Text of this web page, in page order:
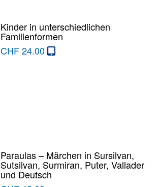
Kinder in unterschiedlichen
Familienformen
CHF24.00
Paraulas – Märchen in Sursilvan,
Sutsilvan, Surmiran, Puter, Vallader
und Deutsch